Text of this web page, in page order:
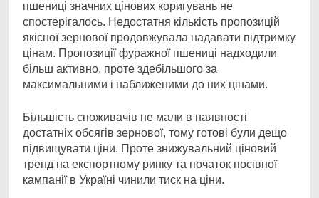
пшениці значних цінових коригувань не
спостерігалось. Недостатня кількість пропозицій
якісної зернової продовжувала надавати підтримку
цінам. Пропозиції фуражної пшениці надходили
більш активно, проте здебільшого за
максимальними і наближеними до них цінами.
Більшість споживачів не мали в наявності
достатніх обсягів зернової, тому готові були дещо
підвищувати ціни. Проте знижувальний ціновий
тренд на експортному ринку та початок посівної
кампанії в Україні чинили тиск на ціни.